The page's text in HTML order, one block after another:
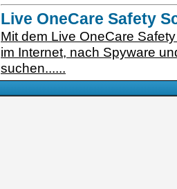
Live OneCare Safety
Mit dem Live OneCare
im Internet, nach Spyware
suchen......